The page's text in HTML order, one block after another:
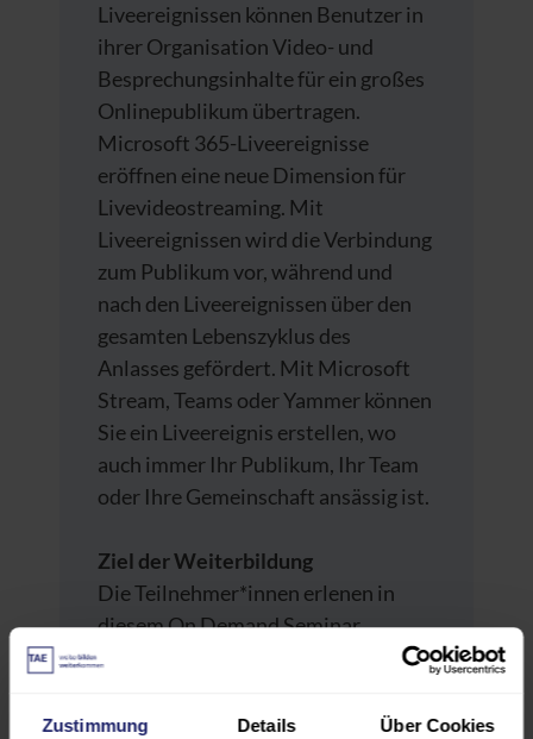
Zustimmung Details Über Cookies
Liveereignissen können Benutzer in
ihrer Organisation Video- und
Besprechungsinhalte für ein großes
Onlinepublikum übertragen.
Microsoft 365-Liveereignisse
eröffnen eine neue Dimension für
Livevideostreaming. Mit
Liveereignissen wird die Verbindung
zum Publikum vor, während und
nach den Liveereignissen über den
gesamten Lebenszyklus des
Anlasses gefördert. Mit Microsoft
Stream, Teams oder Yammer können
Sie ein Liveereignis erstellen, wo
auch immer Ihr Publikum, Ihr Team
oder Ihre Gemeinschaft ansässig ist.
Ziel der Weiterbildung
Die Teilnehmer*innen erlenen in
diesem On Demand Seminar
ortsunabhängig Liveereignisse zu
Produzentenrolle zu verstehen, Live-